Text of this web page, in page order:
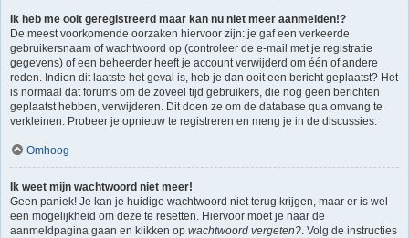
Ik heb me ooit geregistreerd maar kan nu niet meer aanmelden!?
De meest voorkomende oorzaken hiervoor zijn: je gaf een verkeerde
gebruikersnaam of wachtwoord op (controleer de e-mail met je registratie
gegevens) of een beheerder heeft je account verwijderd om één of andere
reden. Indien dit laatste het geval is, heb je dan ooit een bericht geplaatst? Het
is normaal dat forums om de zoveel tijd gebruikers, die nog geen berichten
geplaatst hebben, verwijderen. Dit doen ze om de database qua omvang te
verkleinen. Probeer je opnieuw te registreren en meng je in de discussies.
Omhoog
Ik weet mijn wachtwoord niet meer!
Geen paniek! Je kan je huidige wachtwoord niet terug krijgen, maar er is wel
een mogelijkheid om deze te resetten. Hiervoor moet je naar de
aanmeldpagina gaan en klikken op wachtwoord vergeten?. Volg de instructies